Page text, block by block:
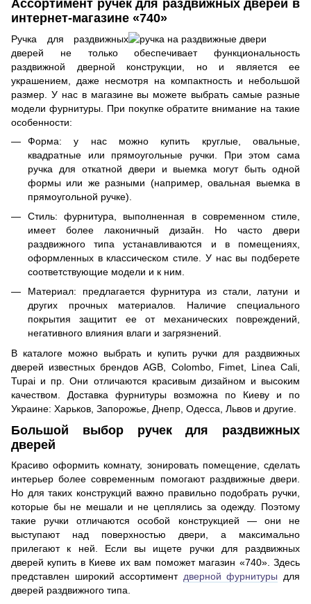
Ассортимент ручек для раздвижных дверей в
интернет-магазине «740»
Ручка для раздвижных
дверей не только обеспечивает функциональность
раздвижной дверной конструкции, но и является ее
украшением, даже несмотря на компактность и небольшой
размер. У нас в магазине вы можете выбрать самые разные
модели фурнитуры. При покупке обратите внимание на такие
особенности:
Форма: у нас можно купить круглые, овальные,
квадратные или прямоугольные ручки. При этом сама
ручка для откатной двери и выемка могут быть одной
формы или же разными (например, овальная выемка в
прямоугольной ручке).
Стиль: фурнитура, выполненная в современном стиле,
имеет более лаконичный дизайн. Но часто двери
раздвижного типа устанавливаются и в помещениях,
оформленных в классическом стиле. У нас вы подберете
соответствующие модели и к ним.
Материал: предлагается фурнитура из стали, латуни и
других прочных материалов. Наличие специального
покрытия защитит ее от механических повреждений,
негативного влияния влаги и загрязнений.
В каталоге можно выбрать и купить ручки для раздвижных
дверей известных брендов AGB, Colombo, Fimet, Linea Cali,
Tupai и пр. Они отличаются красивым дизайном и высоким
качеством. Доставка фурнитуры возможна по Киеву и по
Украине: Харьков, Запорожье, Днепр, Одесса, Львов и другие.
Большой выбор ручек для раздвижных
дверей
Красиво оформить комнату, зонировать помещение, сделать
интерьер более современным помогают раздвижные двери.
Но для таких конструкций важно правильно подобрать ручки,
которые бы не мешали и не цеплялись за одежду. Поэтому
такие ручки отличаются особой конструкцией — они не
выступают над поверхностью двери, а максимально
прилегают к ней. Если вы ищете ручки для раздвижных
дверей купить в Киеве их вам поможет магазин «740». Здесь
представлен широкий ассортимент дверной фурнитуры для
дверей раздвижного типа.